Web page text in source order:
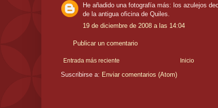
He añadido una fotografía más: los azulejos
de la antigua oficina de Quiles.
19 de diciembre de 2008 a las 14:04
Publicar un comentario
Entrada más reciente Inicio
Suscribirse a: Enviar comentarios (Atom)